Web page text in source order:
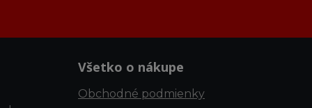
Všetko o nákupe
Obchodné podmienky